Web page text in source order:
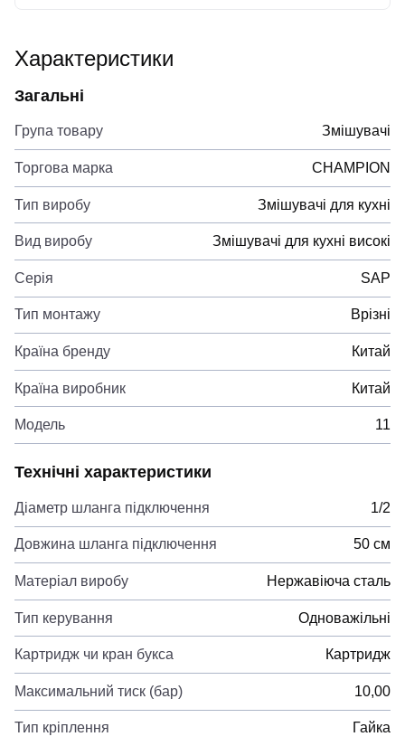
Характеристики
Загальні
Група товару Змішувачі
Торгова марка CHAMPION
Тип виробу Змішувачі для кухні
Вид виробу Змішувачі для кухні високі
Серія SAP
Тип монтажу Врізні
Країна бренду Китай
Країна виробник Китай
Модель 11
Технічні характеристики
Діаметр шланга підключення 1/2
Довжина шланга підключення 50 см
Матеріал виробу Нержавіюча сталь
Тип керування Одноважільні
Картридж чи кран букса Картридж
Максимальний тиск (бар) 10,00
Тип кріплення Гайка